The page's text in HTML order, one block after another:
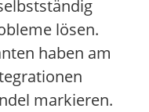
lösen.
haben am
markieren.